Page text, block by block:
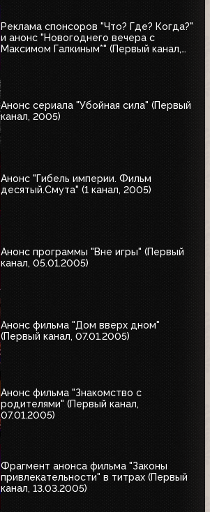
Реклама спонсоров "Что? Где? Когда?"
и анонс "Новогоднего вечера с
Максимом Галкиным*" (Первый канал,
Анонс сериала "Убойная сила" (Первый
канал, 2005)
Анонс "Гибель империи. Фильм
десятый.Смута" (1 канал, 2005)
Анонс программы "Вне игры" (Первый
канал, 05.01.2005)
Анонс фильма "Дом вверх дном"
(Первый канал, 07.01.2005)
Анонс фильма "Знакомство с
родителями" (Первый канал,
07.01.2005)
Фрагмент анонса фильма "Законы
привлекательности" в титрах (Первый
канал, 13.03.2005)